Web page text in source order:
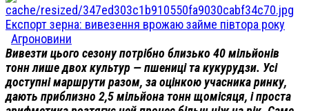
Експорт зерна: вивезення врожаю займе півтора року
Агроновини
Вивезти цього сезону потрібно близько 40 мільйонів
тонн лише двох культур — пшениці та кукурудзи. Усі
доступні маршрути разом, за оцінкою учасника ринку,
дають приблизно 2,5 мільйона тонн щомісяця, і проста